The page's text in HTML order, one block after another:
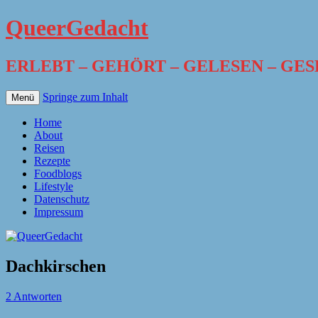
QueerGedacht
ERLEBT – GEHÖRT – GELESEN –
Menü Springe zum Inhalt
Home
About
Reisen
Rezepte
Foodblogs
Lifestyle
Datenschutz
Impressum
Dachkirschen
2 Antworten